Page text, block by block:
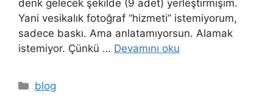
denk gelecek şekilde (9 adet) yerleştirmişim.
Yani vesikalık fotoğraf “hizmeti” istemiyorum,
sadece baskı. Ama anlatamıyorsun. Alamak
istemiyor. Çünkü … Devamını oku
Kategoriler
blog